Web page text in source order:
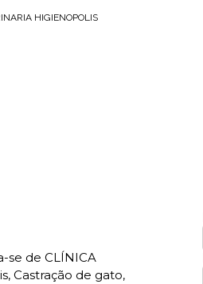
HIGIENOPOLIS
se de CLÍNICA
Castração de gato,